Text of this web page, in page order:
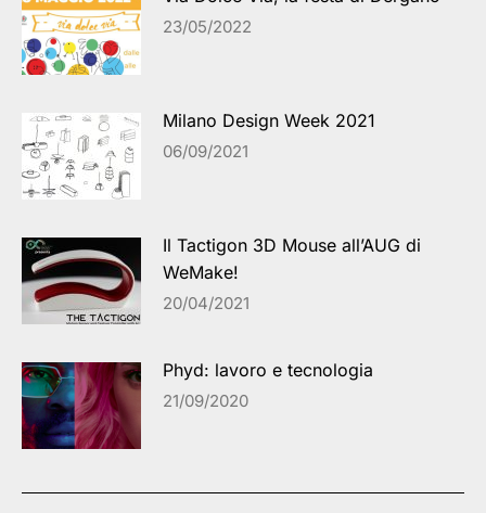
23/05/2022
Milano Design Week 2021
06/09/2021
Il Tactigon 3D Mouse all’AUG di
WeMake!
20/04/2021
Phyd: lavoro e tecnologia
21/09/2020